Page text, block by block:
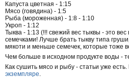
Капуста цветная - 1:15
Мясо (говядина) - 1:5
Рыба (мороженная) - 1:8 - 1:10
Укроп - 1:12
Тыква - 1:13 (!!! свежий вес тыквы - это
семечками! Лучше брать тыкву типа
мякоти и меньше семечек, которые тоже
Чем больше в исходном продукте воды -
Как сушить мясо и рыбу - статьи уже
экземпляре.